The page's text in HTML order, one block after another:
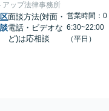
アップ法律事務所
面談方法(対面・
電話・ビデオな
ど)は応相談
営業時間：0
6:30~22:00
（平日）